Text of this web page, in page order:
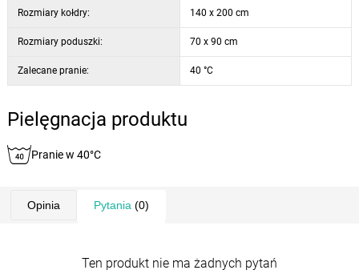
Rozmiary kołdry: 140 x 200 cm
Rozmiary poduszki: 70 x 90 cm
Zalecane pranie: 40 °C
Pielęgnacja produktu
Pranie w 40°C
Opinia Pytania (0)
Ten produkt nie ma żadnych pytań